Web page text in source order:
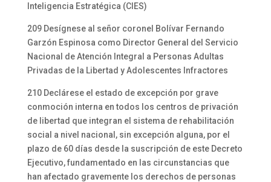
Inteligencia Estratégica (CIES)
209 Desígnese al señor coronel Bolívar Fernando
Garzón Espinosa como Director General del Servicio
Nacional de Atención Integral a Personas Adultas
Privadas de la Libertad y Adolescentes Infractores
210 Declárese el estado de excepción por grave
conmoción interna en todos los centros de privación
de libertad que integran el sistema de rehabilitación
social a nivel nacional, sin excepción alguna, por el
plazo de 60 días desde la suscripción de este Decreto
Ejecutivo, fundamentado en las circunstancias que
han afectado gravemente los derechos de personas